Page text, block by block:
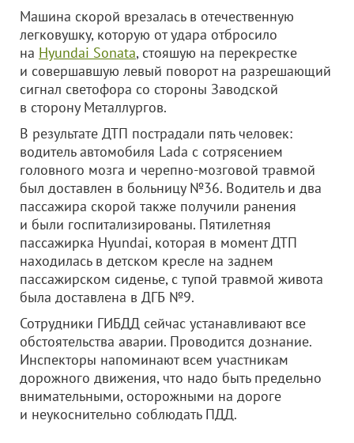
Машина скорой врезалась в отечественную
легковушку, которую от удара отбросило
на Hyundai Sonata, стояшую на перекрестке
и совершавшую левый поворот на разрешающий
сигнал светофора со стороны Заводской
в сторону Металлургов.
В результате ДТП пострадали пять человек:
водитель автомобиля Lada с сотрясением
головного мозга и черепно-мозговой травмой
был доставлен в больницу №36. Водитель и два
пассажира скорой также получили ранения
и были госпитализированы. Пятилетняя
пассажирка Hyundai, которая в момент ДТП
находилась в детском кресле на заднем
пассажирском сиденье, с тупой травмой живота
была доставлена в ДГБ №9.
Сотрудники ГИБДД сейчас устанавливают все
обстоятельства аварии. Проводится дознание.
Инспекторы напоминают всем участникам
дорожного движения, что надо быть предельно
внимательными, осторожными на дороге
и неукоснительно соблюдать ПДД.